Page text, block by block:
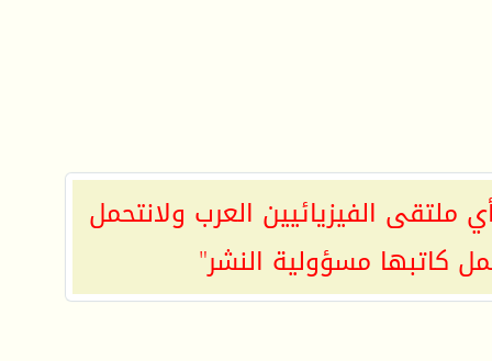
ملتقى الفيزيائيين العرب ولانتحمل
كاتبها مسؤولية النشر"